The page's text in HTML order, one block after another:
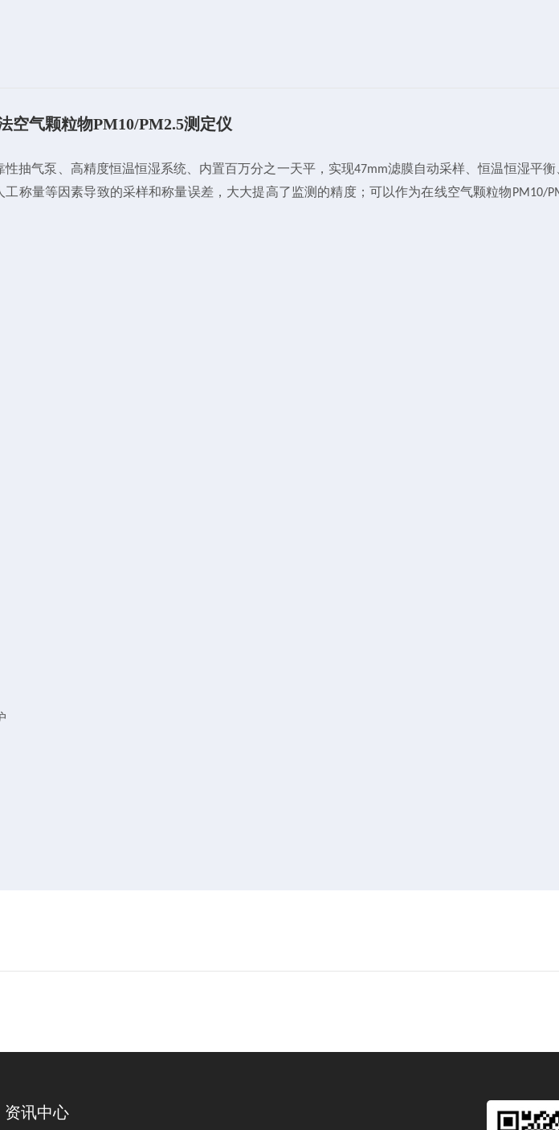
空气颗粒物PM10/PM2.5测定仪
抽气泵、高精度恒温恒湿系统、内置百万分之一天平，实现47mm滤膜自动采样、恒温恒湿平
称量等因素导致的采样和称量误差，大大提高了监测的精度；可以作为在线空气颗粒物 PM10/
资讯中心